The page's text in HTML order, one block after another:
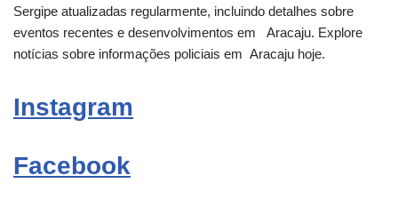
Sergipe atualizadas regularmente, incluindo detalhes sobre
eventos recentes e desenvolvimentos em Aracaju. Explore
notícias sobre informações policiais em Aracaju hoje.
Instagram
Facebook